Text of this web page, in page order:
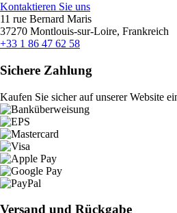
Kontaktieren Sie uns
11 rue Bernard Maris
37270 Montlouis-sur-Loire, Frankreich
+33 1 86 47 62 58
Sichere Zahlung
Kaufen Sie sicher auf unserer Website
Versand und Rückgabe